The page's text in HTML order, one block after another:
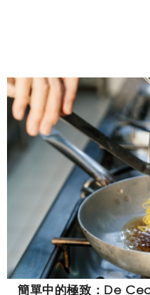
簡單中的極致：De